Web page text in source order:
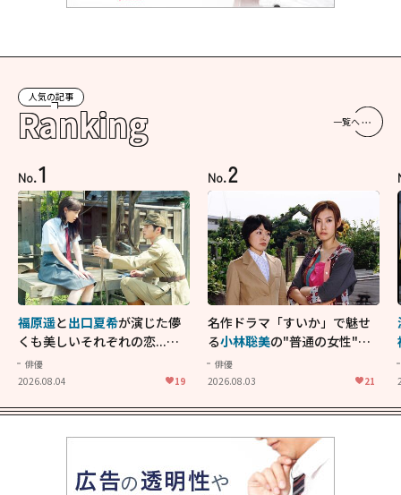
人気の記事
Ranking 一覧へ
No.1
福原遥と出口夏希が演じた儚
くも美しいそれぞれの恋...生
きることの尊さを教えてくれ
た映画「あの花が咲く丘で、
俳優
2026.08.04
19
No.2
名作ドラマ「すいか」で魅せ
る小林聡美の"普通の女性"が
大人に刺さる...映画「かもめ
食堂」にも通じる静かな芝居
俳優
2026.08.03
21